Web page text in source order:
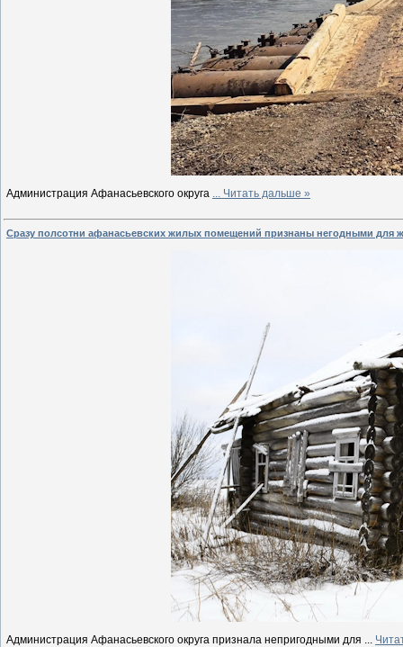
Администрация Афанасьевского округа ... Читать дальше »
Сразу полсотни афанасьевских жилых помещений признаны негодными для
Администрация Афанасьевского округа признала непригодными для